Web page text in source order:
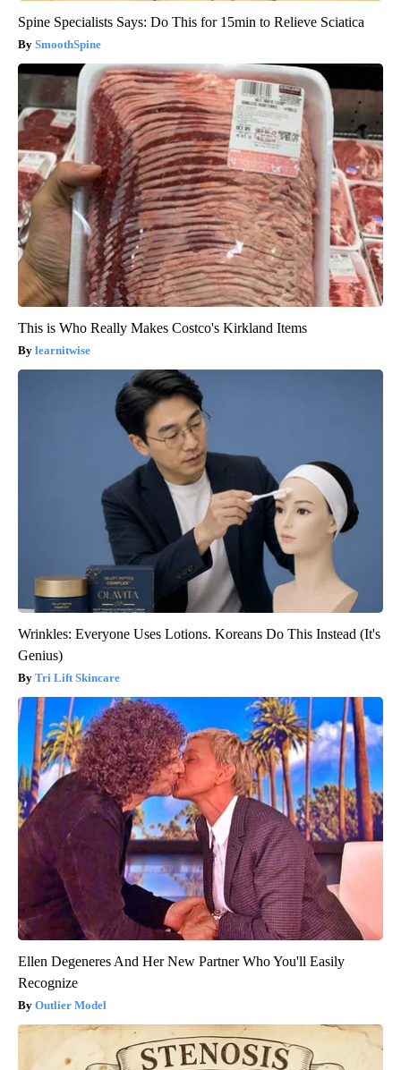
Spine Specialists Says: Do This for 15min to Relieve Sciatica
SmoothSpine
This is Who Really Makes Costco's Kirkland Items
learnitwise
Wrinkles: Everyone Uses Lotions. Koreans Do This Instead (It's
Genius)
Tri Lift Skincare
Ellen Degeneres And Her New Partner Who You'll Easily
Recognize
Outlier Model